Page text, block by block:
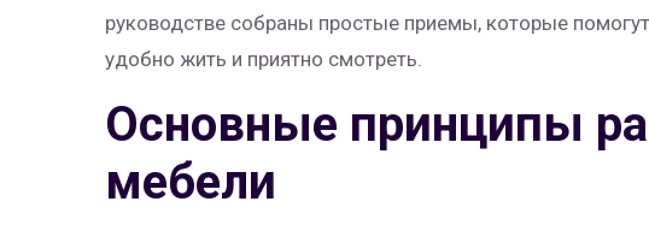
руководстве собраны простые приемы, которые
удобно жить и приятно смотреть.
Основные принципы
мебели